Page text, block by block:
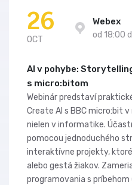
26
OCT
Webex
od 18:00
AI v pohybe:
s micro:bitom
Webinár predstaví
Create AI s BBC micro:bit
nielen v informatike.
pomocou jednoduchého
interaktívne projekty,
alebo gestá žiakov.
programovania s